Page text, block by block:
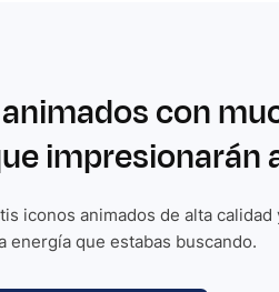
con
impresionarán
iconos animados de alta calidad
energía que estabas buscando.